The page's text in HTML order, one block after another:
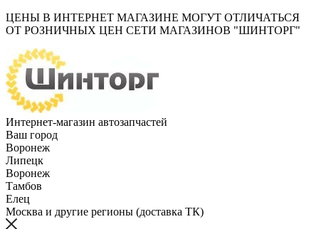
ЦЕНЫ В ИНТЕРНЕТ МАГАЗИНЕ МОГУТ ОТЛИЧАТЬСЯ
ОТ РОЗНИЧНЫХ ЦЕН СЕТИ МАГАЗИНОВ "ШИНТОРГ"
Интернет-магазин автозапчастей
Ваш город
Воронеж
Липецк
Воронеж
Тамбов
Елец
Москва и другие регионы (доставка ТК)